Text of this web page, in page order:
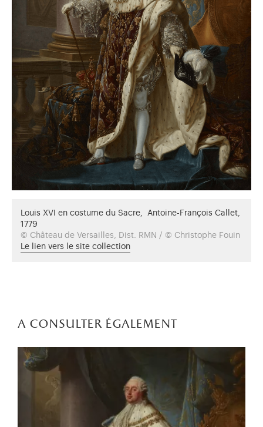
Louis XVI en costume du Sacre, Antoine-François Callet,
1779
© Château de Versailles, Dist. RMN / © Christophe Fouin
Le lien vers le site collection
a consulter également